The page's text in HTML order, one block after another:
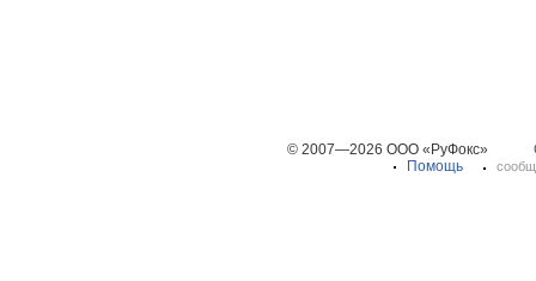
© 2007—2026 ООО «РуФокс»
Помощь